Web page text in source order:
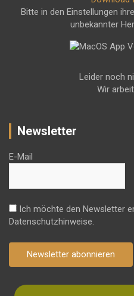
Bitte in den Einstellungen
unbekannter
Leider noch
Wir
Newsletter
E-Mail
Ich möchte den Newsletter
Datenschutzhinweise.
Newsletter abonnieren